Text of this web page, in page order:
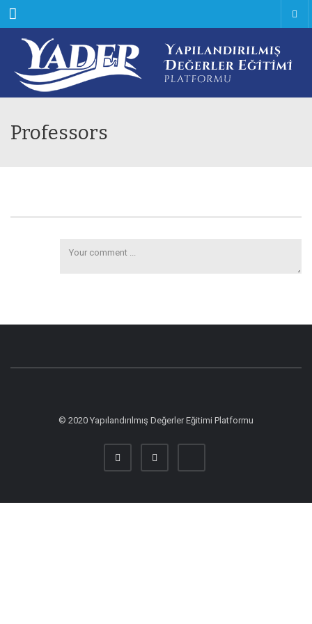
Menu
Professors
© 2020 Yapılandırılmış Değerler Eğitimi Platformu